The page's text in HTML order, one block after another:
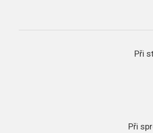
Při
Při